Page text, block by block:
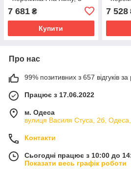
7 681 ₴
Купити
7 528
Про нас
99% позитивних з 657 відгуків за
Працює з 17.06.2022
м. Одеса
вулиця Василя Стуса, 2б, Одеса,
Контакти
Сьогодні працює з 10:00 до
Показати весь графік роботи